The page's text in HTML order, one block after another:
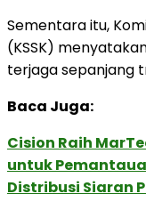
Sementara itu,
(KSSK)
terjaga sepanjang
Baca Juga:
Cision Raih
untuk
Distribusi Siaran